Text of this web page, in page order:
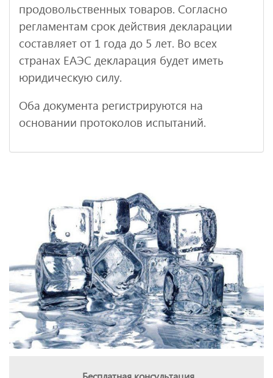
продовольственных товаров. Согласно
регламентам срок действия декларации
составляет от 1 года до 5 лет. Во всех
странах ЕАЭС декларация будет иметь
юридическую силу.
Оба документа регистрируются на
основании протоколов испытаний.